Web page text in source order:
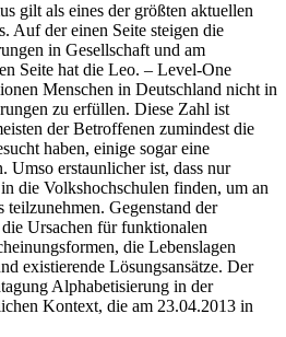
gilt als eines der größten aktuellen
Auf der einen Seite steigen die
in Gesellschaft und am
Seite hat die Leo. – Level-One
Menschen in Deutschland nicht in
zu erfüllen. Diese Zahl ist
der Betroffenen zumindest die
haben, einige sogar eine
Umso erstaunlicher ist, dass nur
die Volkshochschulen finden, um an
Gegenstand der
Ursachen für funktionalen
die Lebenslagen
existierende Lösungsansätze. Der
Alphabetisierung in der
Kontext, die am 23.04.2013 in